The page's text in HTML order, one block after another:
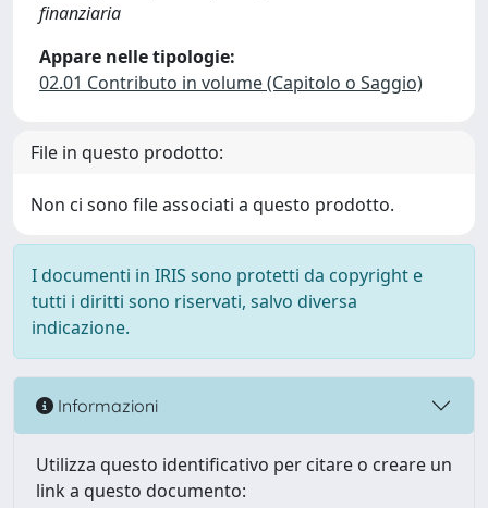
finanziaria
Appare nelle tipologie:
02.01 Contributo in volume (Capitolo o Saggio)
File in questo prodotto:
Non ci sono file associati a questo prodotto.
I documenti in IRIS sono protetti da copyright e
tutti i diritti sono riservati, salvo diversa
indicazione.
Informazioni
Utilizza questo identificativo per citare o creare un
link a questo documento: